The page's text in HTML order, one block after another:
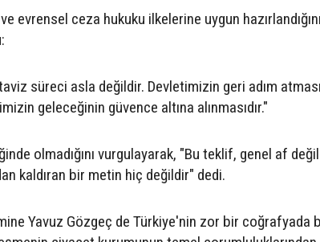
evrensel ceza hukuku ilkelerine uygun
süreci asla değildir. Devletimizin geri adım
geleceğinin güvence altına alınmasıdır."
olmadığını vurgulayarak, "Bu teklif, genel af
kaldıran bir metin hiç değildir" dedi.
Yavuz Gözgeç de Türkiye'nin zor bir coğrafyada